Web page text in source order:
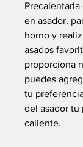
en asador,
horno y
asados
proporciona
puedes
tu
del asador tu
caliente.